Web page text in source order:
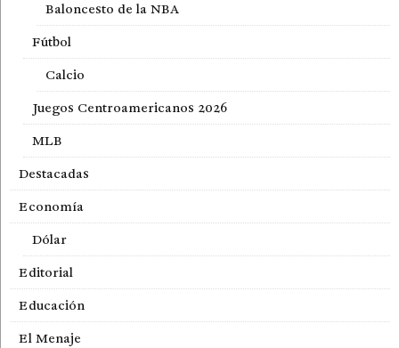
Baloncesto de la NBA
Fútbol
Calcio
Juegos Centroamericanos 2026
MLB
Destacadas
Economía
Dólar
Editorial
Educación
El Menaje